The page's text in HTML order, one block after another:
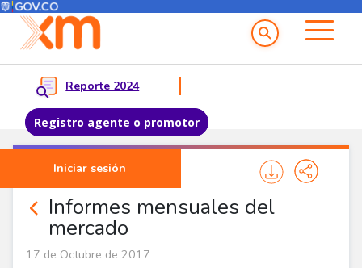
Pasar al contenido principal
Menú del Usuario
Reporte 2024
Registro agente o promotor
Iniciar sesión
Menu principal
Informes mensuales del
mercado
Noticias Agentes
17 de Octubre de 2017